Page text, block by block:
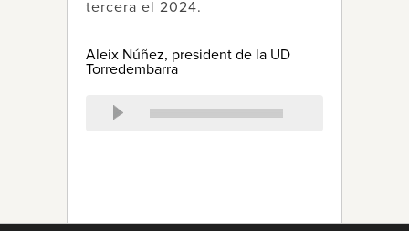
tercera el 2024.
Aleix Núñez, president de la UD
Torredembarra